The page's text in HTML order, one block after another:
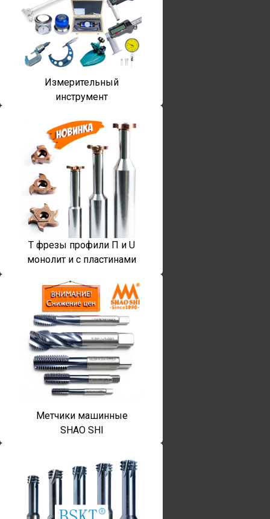
Измерительный
инструмент
T фрезы профили П и U
монолит и с пластинами
Метчики машинные
SHAO SHI